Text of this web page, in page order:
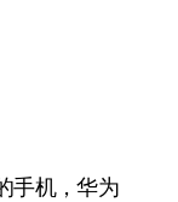
手机，华为